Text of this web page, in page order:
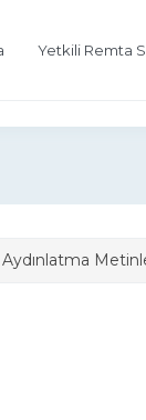
Yetkili Remta
Aydınlatma